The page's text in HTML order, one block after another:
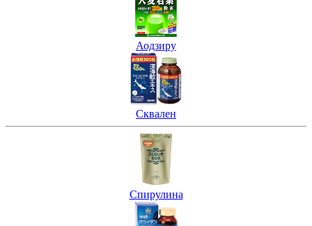
Аодзиру
Сквален
Спирулина